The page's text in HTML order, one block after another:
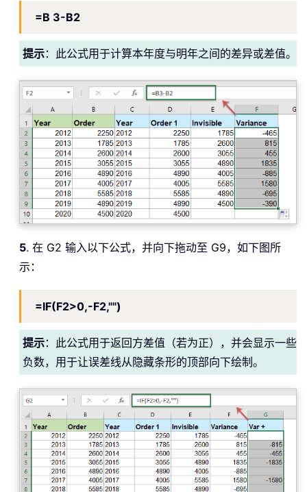
=B 3-B2
提示：此公式用于计算本年度与明年之间的差异或差值。
5. 在 G2 输入以下公式，并向下拖动至 G9，如下图所
示：
=IF(F2>0,-F2,"")
提示：此公式用于返回方差值（若为正），并会显示一些
负数，用于让误差线从隐藏条形的顶部向下绘制。